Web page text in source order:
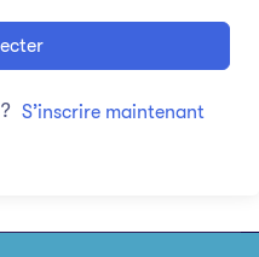
S’inscrire maintenant